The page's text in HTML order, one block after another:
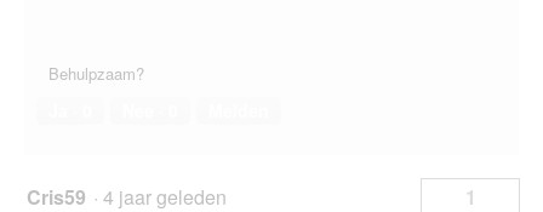
Behulpzaam?
Cris59 · 4 jaar geleden
1